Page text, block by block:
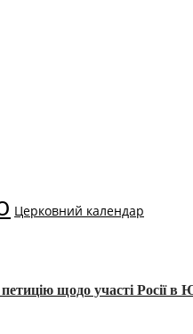
Церковний календар
петицію щодо участі Росії